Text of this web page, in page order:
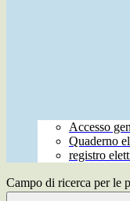
Accesso
Quaderno
registro
Campo di ricerca per le